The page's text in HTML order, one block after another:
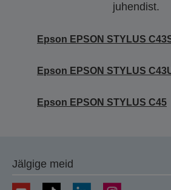
juhendist.
Epson EPSON STYLUS
Epson EPSON STYLUS
Epson EPSON STYLUS C45
Jälgige meid